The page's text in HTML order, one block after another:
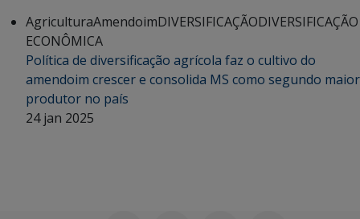
AgriculturaAmendoimDIVERSIFICAÇÃODIVERSIFICAÇÃO
ECONÔMICA
Política de diversificação agrícola faz o cultivo do
amendoim crescer e consolida MS como segundo maior
produtor no país
24 jan 2025